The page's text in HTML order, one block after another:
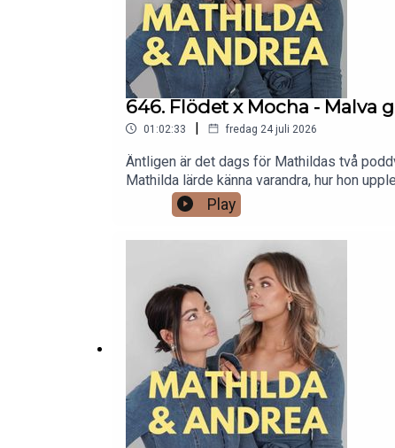
646. Flödet x Mocha - Malva
01:02:33 | fredag 24 juli 2026
Äntligen är det dags för Mathildas två
Mathilda lärde känna varandra, hur hon
avsnitt 646!(Vi är tillbaka med två avsnitt i
Play